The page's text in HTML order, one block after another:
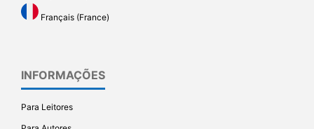
Français (France)
INFORMAÇÕES
Para Leitores